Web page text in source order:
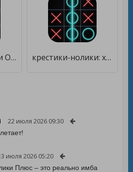
Крестики Нолики Онлайн - Классика & Большие XO [Много денег] крестики-нолики: хз и ос: крестики и нолики [Много монет]
22 июля 2026 09:30
июля 2026 05:20
Плюс – это реально имба